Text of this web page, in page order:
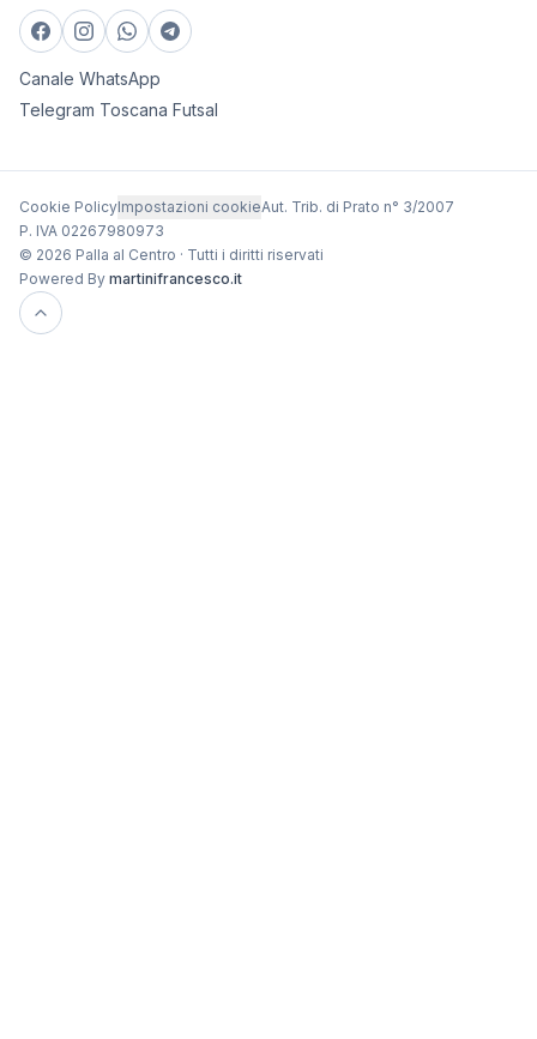
Canale WhatsApp
Telegram Toscana Futsal
Cookie PolicyImpostazioni cookieAut. Trib. di Prato n° 3/2007
P. IVA 02267980973
© 2026 Palla al Centro · Tutti i diritti riservati
Powered By martinifrancesco.it